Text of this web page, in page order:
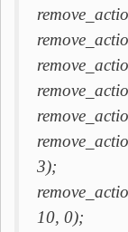
3);
10, 0);